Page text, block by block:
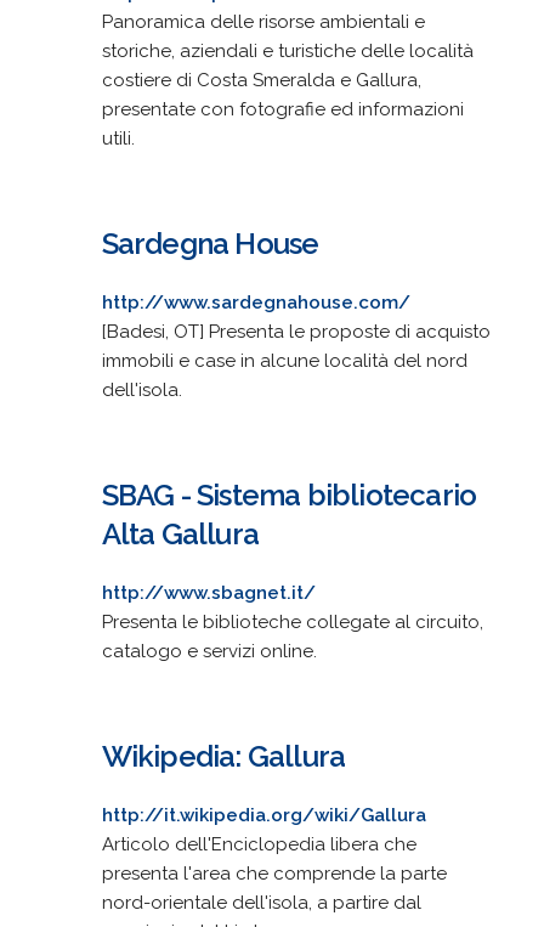
Panoramica delle risorse ambientali e
storiche, aziendali e turistiche delle località
costiere di Costa Smeralda e Gallura,
presentate con fotografie ed informazioni
utili.
Sardegna House
http://www.sardegnahouse.com/
[Badesi, OT] Presenta le proposte di acquisto
immobili e case in alcune località del nord
dell'isola.
SBAG - Sistema bibliotecario
Alta Gallura
http://www.sbagnet.it/
Presenta le biblioteche collegate al circuito,
catalogo e servizi online.
Wikipedia: Gallura
http://it.wikipedia.org/wiki/Gallura
Articolo dell'Enciclopedia libera che
presenta l'area che comprende la parte
nord-orientale dell'isola, a partire dal